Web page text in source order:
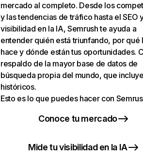
mercado al completo. Desde los
y las tendencias de tráfico hasta el SEO
visibilidad en la IA, Semrush te ayuda a
entender quién está triunfando, por qué
hace y dónde están tus oportunidades.
respaldo de la mayor base de datos de
búsqueda propia del mundo, que
históricos.
Esto es lo que puedes hacer con
Conoce tu mercado
Mide tu visibilidad en la IA